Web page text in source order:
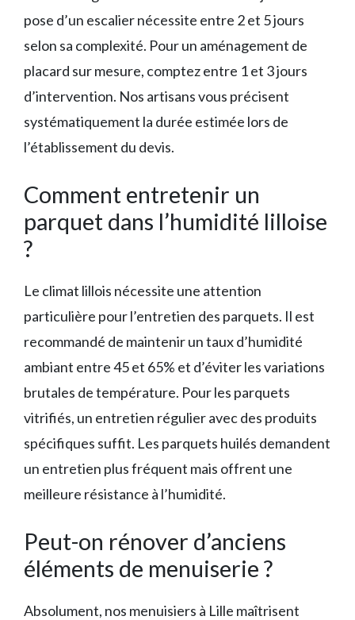
pose d’un escalier nécessite entre 2 et 5 jours
selon sa complexité. Pour un aménagement de
placard sur mesure, comptez entre 1 et 3 jours
d’intervention. Nos artisans vous précisent
systématiquement la durée estimée lors de
l’établissement du devis.
Comment entretenir un
parquet dans l’humidité lilloise
?
Le climat lillois nécessite une attention
particulière pour l’entretien des parquets. Il est
recommandé de maintenir un taux d’humidité
ambiant entre 45 et 65% et d’éviter les variations
brutales de température. Pour les parquets
vitrifiés, un entretien régulier avec des produits
spécifiques suffit. Les parquets huilés demandent
un entretien plus fréquent mais offrent une
meilleure résistance à l’humidité.
Peut-on rénover d’anciens
éléments de menuiserie ?
Absolument, nos menuisiers à Lille maîtrisent